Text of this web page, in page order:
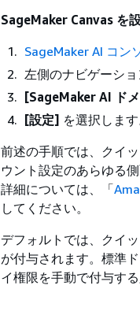
SageMaker Canvas を
SageMaker AI コン
左側のナビゲーシ
[SageMaker AI ド
[設定] を選択しま
前述の手順では、クイ
ウント設定のあらゆる
詳細については、「
してください。
デフォルトでは、クイ
が付与されます。標準
イ権限を手動で付与す